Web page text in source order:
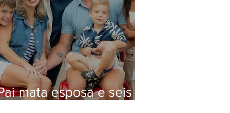
mata esposa e seis